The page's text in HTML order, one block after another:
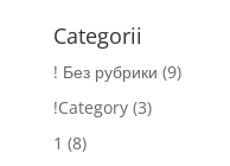
Categorii
! Без рубрики (9)
!Category(3)
1 (8)